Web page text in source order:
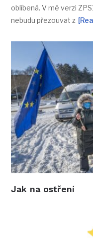
oblíbená. V mé verzi
nebudu přezouvat z
Jak na ostření